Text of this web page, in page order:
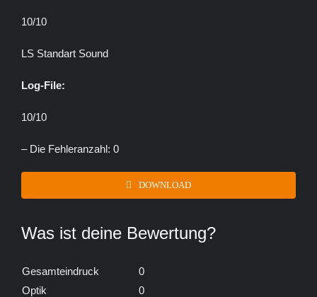
10/10
LS Standart Sound
Log-File:
10/10
– Die Fehleranzahl: 0
DOWNLOAD
Was ist deine Bewertung?
Gesamteindruck
0
Optik
0